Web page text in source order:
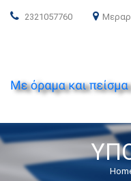
2321057760